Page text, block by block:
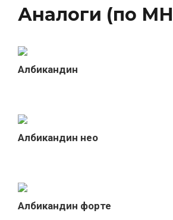
Аналоги (по
Албикандин
Албикандин нео
Албикандин форте